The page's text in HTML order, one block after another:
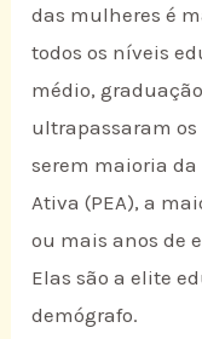
das mulheres é
todos os níveis
médio,
ultrapassaram os
serem maioria
Ativa (PEA), a
ou mais anos de
Elas são a elite
demógrafo.